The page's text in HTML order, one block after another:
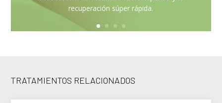
recuperación súper rápida.
TRATAMIENTOS RELACIONADOS